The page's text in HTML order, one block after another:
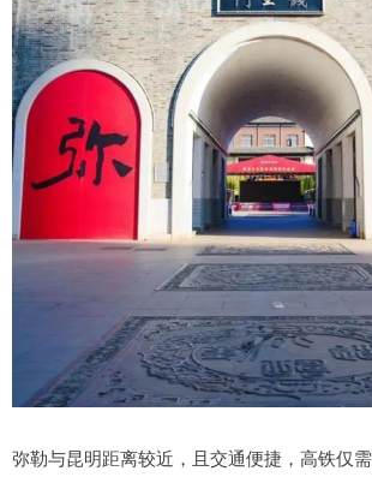
弥勒与昆明距离较近，且交通便捷，高铁仅